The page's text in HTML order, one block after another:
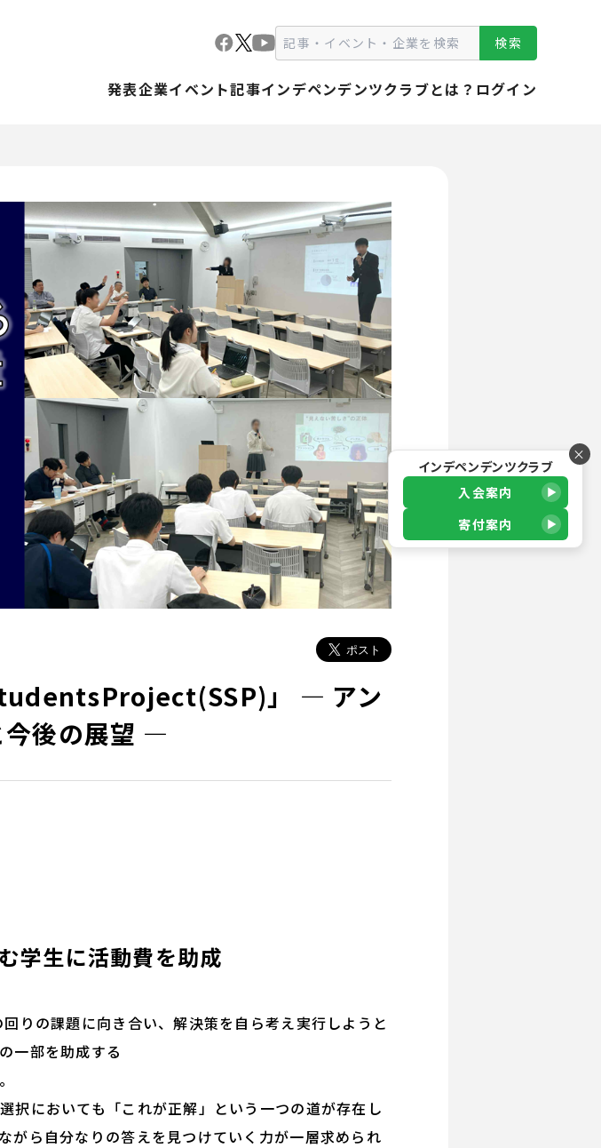
検索
発表企業イベント記事インデペンデンツクラブとは？ ログイン
」 ― アン
今後の展望 ―
学生に活動費を助成
りの課題に向き合い、解決策を自ら考え実行しようと
一部を助成する
においても「これが正解」という一つの道が存在し
がら自分なりの答えを見つけていく力が一層求められ
×
インデペンデンツクラブ
入会案内
寄付案内